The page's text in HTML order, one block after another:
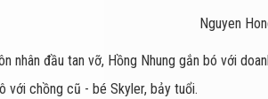
nhân đầu tan vỡ, Hồng Nhung gắn bó với
với chồng cũ - bé Skyler, bảy tuổi.